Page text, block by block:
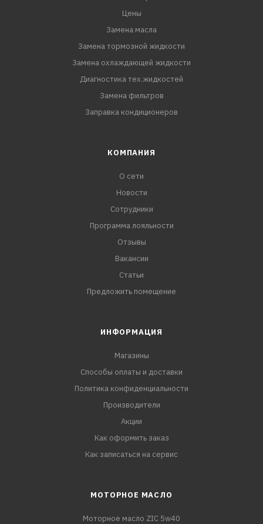
Цены
Замена масла
Замена тормозной жидкости
Замена охлаждающей жидкости
Диагностика тех.жидкостей
Замена фильтров
Заправка кондиционеров
КОМПАНИЯ
О сети
Новости
Сотрудники
Программа лояльности
Отзывы
Вакансии
Статьи
Предложить помещение
ИНФОРМАЦИЯ
Магазины
Способы оплаты и доставки
Политика конфиденциальности
Производители
Акции
Как оформить заказ
Как записаться на сервис
МОТОРНОЕ МАСЛО
Моторное масло ZIC 5w40